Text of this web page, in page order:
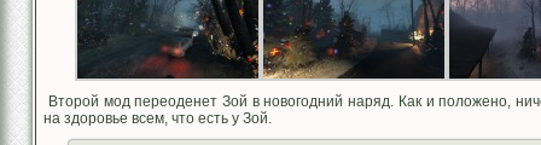
Второй мод переоденет Зой в новогодний наряд. Как и положено,
на здоровье всем, что есть у Зой.